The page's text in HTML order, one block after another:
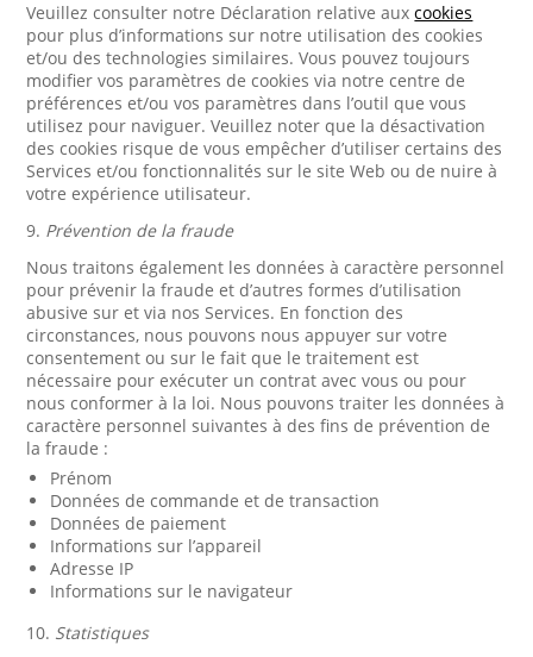
Veuillez consulter notre Déclaration relative auxcookies
pour plus d’informations sur notre utilisation des cookies
et/ou des technologies similaires. Vous pouvez toujours
modifier vos paramètres de cookies via notre centre de
préférences et/ou vos paramètres dans l’outil que vous
utilisez pour naviguer. Veuillez noter que la désactivation
des cookies risque de vous empêcher d’utiliser certains des
Services et/ou fonctionnalités sur le site Web ou de nuire à
votre expérience utilisateur.
9. Prévention de la fraude
Nous traitons également les données à caractère personnel
pour prévenir la fraude et d’autres formes d’utilisation
abusive sur et via nos Services. En fonction des
circonstances, nous pouvons nous appuyer sur votre
consentement ou sur le fait que le traitement est
nécessaire pour exécuter un contrat avec vous ou pour
nous conformer à la loi. Nous pouvons traiter les données à
caractère personnel suivantes à des fins de prévention de
la fraude :
Prénom
Données de commande et de transaction
Données de paiement
Informations sur l’appareil
Adresse IP
Informations sur le navigateur
10. Statistiques